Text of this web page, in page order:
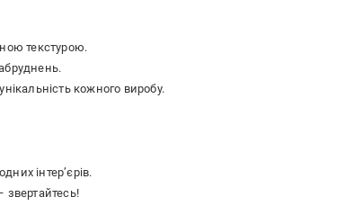
текстурою.
кожного виробу.
інтер’єрів.
звертайтесь!